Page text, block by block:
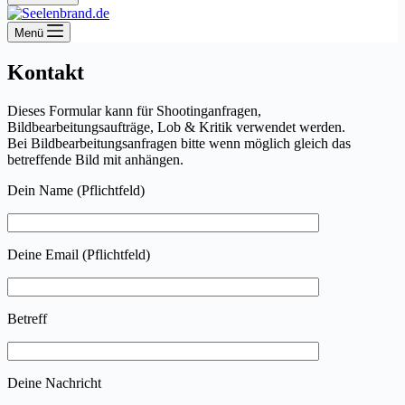
Menü
Kontakt
Dieses Formular kann für Shootinganfragen,
Bildbearbeitungsaufträge, Lob & Kritik verwendet werden.
Bei Bildbearbeitungsanfragen bitte wenn möglich gleich das
betreffende Bild mit anhängen.
Dein Name (Pflichtfeld)
Deine Email (Pflichtfeld)
Betreff
Deine Nachricht